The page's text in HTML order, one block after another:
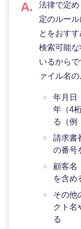
法律で定
定のルー
とをおす
検索可能
いるから
ァイル名
年月日
年（4
る（例
請求書
の番号
顧客名
を含め
その他
クト名
る